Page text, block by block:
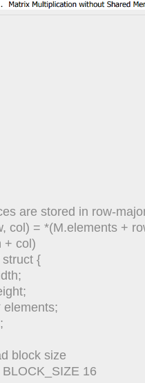
are stored in row-
col) = *(M.elements +
+ col)
{
block size
16